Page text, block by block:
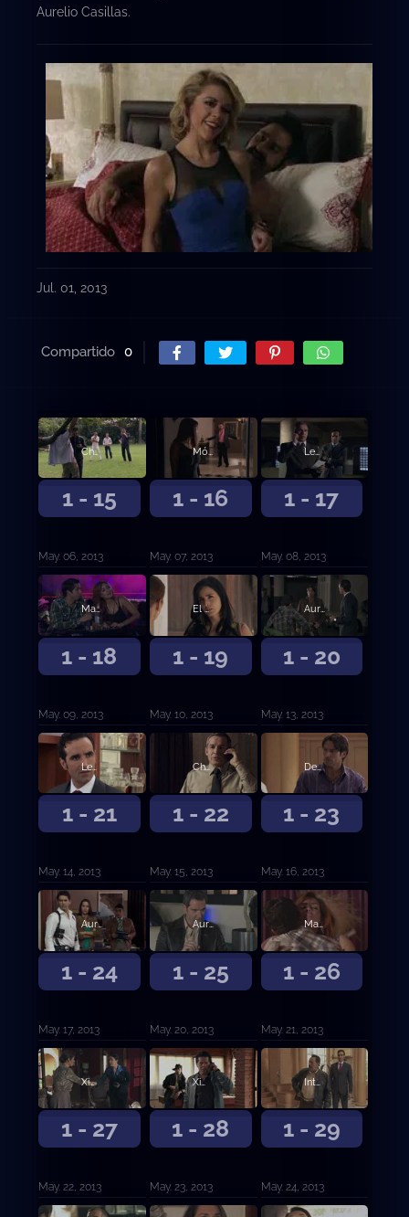
Aurelio Casillas.
Jul. 01, 2013
Compartido 0
1 - 15
Chacorta y sus hombres liberan a Aurelio
May. 06, 2013
1 - 16
Mónica le dispara a la amante de Aurelio
May. 07, 2013
1 - 17
Leonor recibe un disparo en la cabeza
May. 08, 2013
1 - 18
Matilde se desnuda enfrente de su sobrino
May. 09, 2013
1 - 19
El Letrudo se enfrenta a Aurelio
May. 10, 2013
1 - 20
Aurelio sella un pacto con Irina
May. 13, 2013
1 - 21
Leonor besa sorpresivamente a Marco
May. 14, 2013
1 - 22
Chacorta sentencia a sus socios de muerte
May. 15, 2013
1 - 23
Denuncian el rostro de Aurelio Casillas
May. 16, 2013
1 - 24
Aurelio le ordena a sus sicarios acribillar a los repartidores del periódico
May. 17, 2013
1 - 25
Aurelio ordena asesinar a la periodista Eugenia
May. 20, 2013
1 - 26
Matilde seduce a Heriberto y hacen al amor
May. 21, 2013
1 - 27
Ximena se escapa
May. 22, 2013
1 - 28
Ximena es secuestrada por Los Villalobos
May. 23, 2013
1 - 29
Intentan violar a la mujer de Casillas
May. 24, 2013